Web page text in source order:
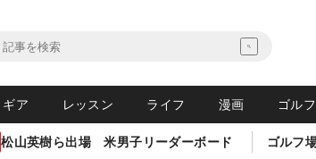
ギア レッスン ライフ 漫画 ゴル
松山英樹ら出場 米男子リーダーボード ゴルフ